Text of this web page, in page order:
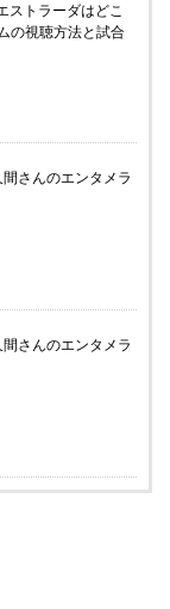
ストラーダはどこ
の視聴方法と試合
間さんのエンタメラ
間さんのエンタメラ